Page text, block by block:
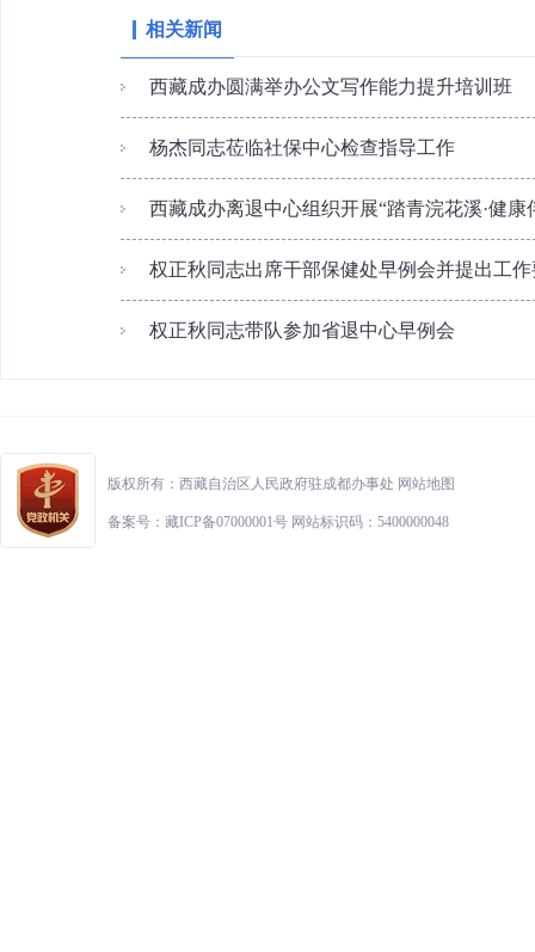
相关新闻
西藏成办圆满举办公文写作能力提升培训班
杨杰同志莅临社保中心检查指导工作
西藏成办离退中心组织开展“踏青浣花溪·健康
权正秋同志出席干部保健处早例会并提出工
权正秋同志带队参加省退中心早例会
版权所有：西藏自治区人民政府驻成都办事处 网站地图
备案号：藏ICP备07000001号 网站标识码：5400000048